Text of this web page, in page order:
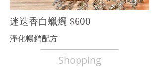
迷迭香白蠟燭 $600
淨化暢銷配方
Shopping